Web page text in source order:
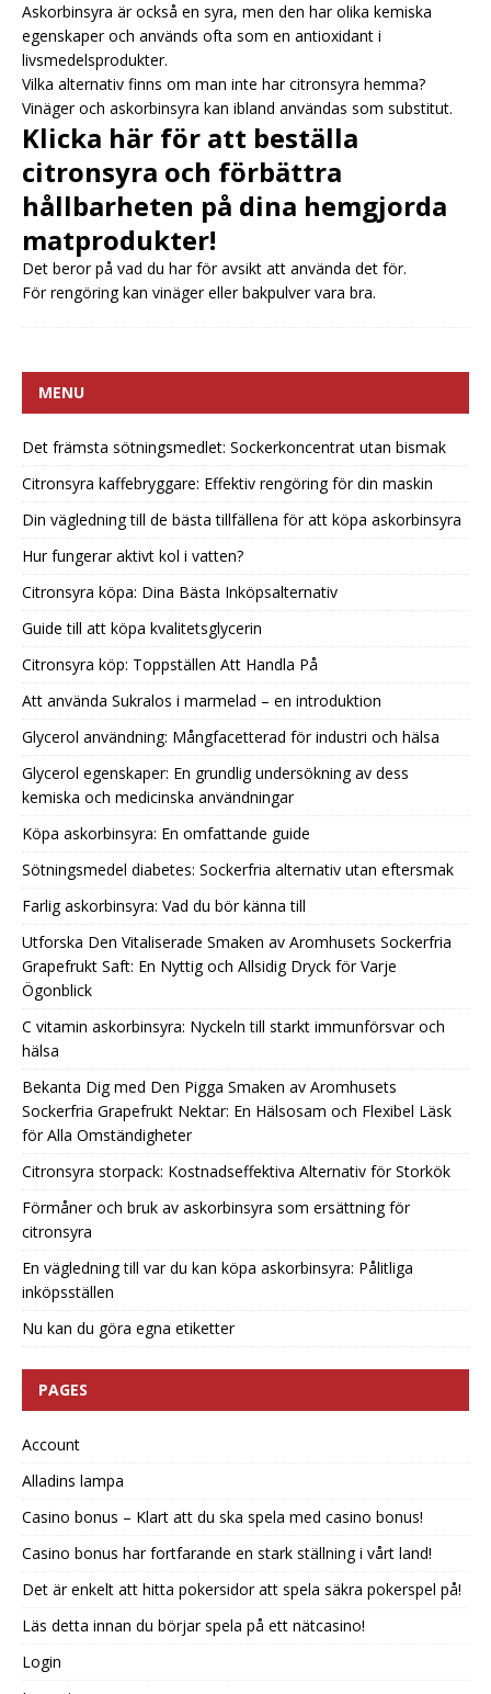
Askorbinsyra är också en syra, men den har olika kemiska
egenskaper och används ofta som en antioxidant i
livsmedelsprodukter.
Vilka alternativ finns om man inte har citronsyra hemma?
Vinäger och askorbinsyra kan ibland användas som substitut.
Klicka här för att beställa
citronsyra och förbättra
hållbarheten på dina hemgjorda
matprodukter!
Det beror på vad du har för avsikt att använda det för.
För rengöring kan vinäger eller bakpulver vara bra.
MENU
Det främsta sötningsmedlet: Sockerkoncentrat utan bismak
Citronsyra kaffebryggare: Effektiv rengöring för din maskin
Din vägledning till de bästa tillfällena för att köpa askorbinsyra
Hur fungerar aktivt kol i vatten?
Citronsyra köpa: Dina Bästa Inköpsalternativ
Guide till att köpa kvalitetsglycerin
Citronsyra köp: Toppställen Att Handla På
Att använda Sukralos i marmelad – en introduktion
Glycerol användning: Mångfacetterad för industri och hälsa
Glycerol egenskaper: En grundlig undersökning av dess
kemiska och medicinska användningar
Köpa askorbinsyra: En omfattande guide
Sötningsmedel diabetes: Sockerfria alternativ utan eftersmak
Farlig askorbinsyra: Vad du bör känna till
Utforska Den Vitaliserade Smaken av Aromhusets Sockerfria
Grapefrukt Saft: En Nyttig och Allsidig Dryck för Varje
Ögonblick
C vitamin askorbinsyra: Nyckeln till starkt immunförsvar och
hälsa
Bekanta Dig med Den Pigga Smaken av Aromhusets
Sockerfria Grapefrukt Nektar: En Hälsosam och Flexibel Läsk
för Alla Omständigheter
Citronsyra storpack: Kostnadseffektiva Alternativ för Storkök
Förmåner och bruk av askorbinsyra som ersättning för
citronsyra
En vägledning till var du kan köpa askorbinsyra: Pålitliga
inköpsställen
Nu kan du göra egna etiketter
PAGES
Account
Alladins lampa
Casino bonus – Klart att du ska spela med casino bonus!
Casino bonus har fortfarande en stark ställning i vårt land!
Det är enkelt att hitta pokersidor att spela säkra pokerspel på!
Läs detta innan du börjar spela på ett nätcasino!
Login